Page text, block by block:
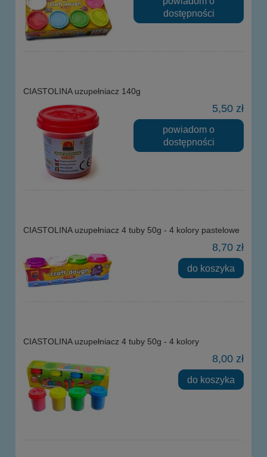
dostępności
CIASTOLINA uzupełniacz 140g
5,50 zł
powiadom o
dostępności
CIASTOLINA uzupełniacz 4 tuby 50g - 4 kolory pastelowe
8,70 zł
do koszyka
CIASTOLINA uzupełniacz 4 tuby 50g - 4 kolory
8,00 zł
do koszyka